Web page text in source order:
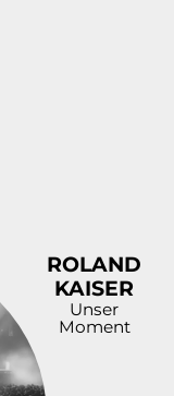
ROLAND
KAISER
Unser
Moment